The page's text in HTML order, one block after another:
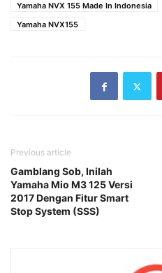
Yamaha NVX 155 Made In Indonesia
Yamaha NVX155
Previous article
Gamblang Sob, Inilah
Yamaha Mio M3 125 Versi
2017 Dengan Fitur Smart
Stop System (SSS)